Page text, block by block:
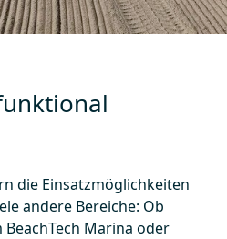
die Einsatzmöglichkeiten
andere Bereiche: Ob
Marina oder